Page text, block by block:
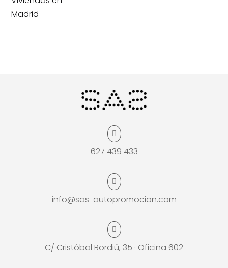

627 439 433

info@sas-autopromocion.com

C/ Cristóbal Bordiú, 35 · Oficina 602